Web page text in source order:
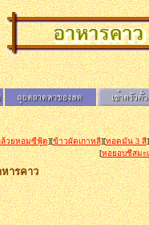
วยหอมซีฟู้ด][ข้าวผัดเกาหลี][ทอดมัน 3 สี
[หอยอบชีสมะ
ารคาว
ยนส้ม - ป